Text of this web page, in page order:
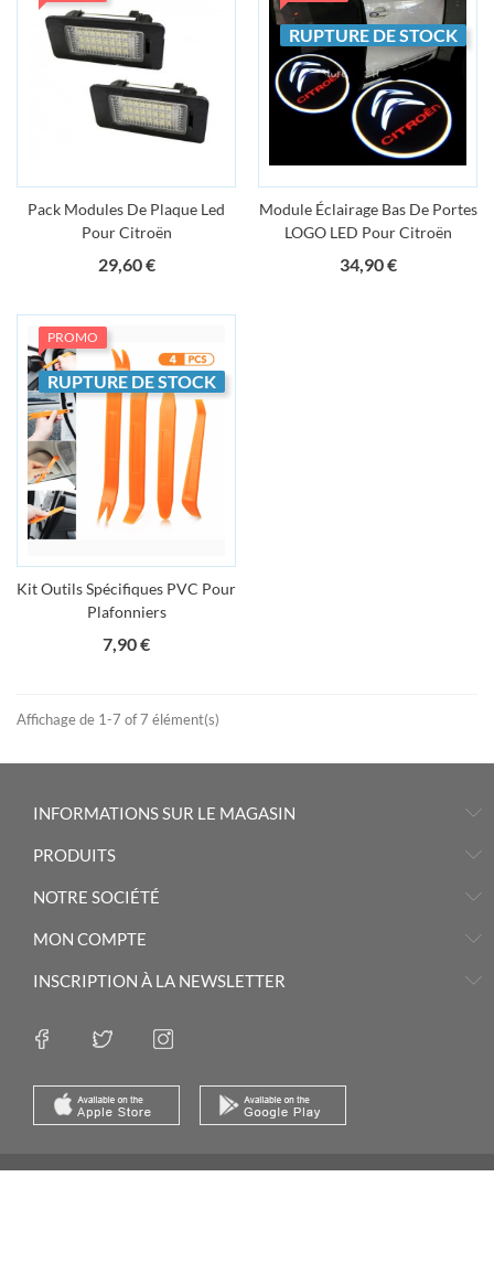
Pack Modules De Plaque Led
Pour Citroën
29,60 €Prix
RUPTURE DE STOCK
Module Éclairage Bas De Portes
LOGO LED Pour Citroën
34,90 €Prix
PROMO
RUPTURE DE STOCK
Kit Outils Spécifiques PVC Pour
Plafonniers
7,90 €Prix
Affichage de 1-7 of 7 élément(s)
INFORMATIONS SUR LE MAGASIN
PRODUITS
NOTRE SOCIÉTÉ
MON COMPTE
INSCRIPTION À LA NEWSLETTER